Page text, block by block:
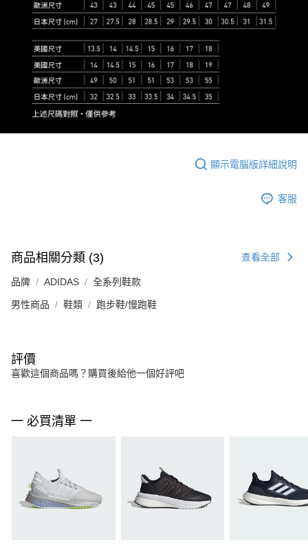
顯示電腦版詳細說明
客服
商品相關分類 (3) 查看全部
品牌 ADIDAS 全系列鞋款
男性商品 鞋類 跑步鞋/慢跑鞋
評價
喜歡這個商品嗎？購買後給他一個好評吧
一 必買清單 一